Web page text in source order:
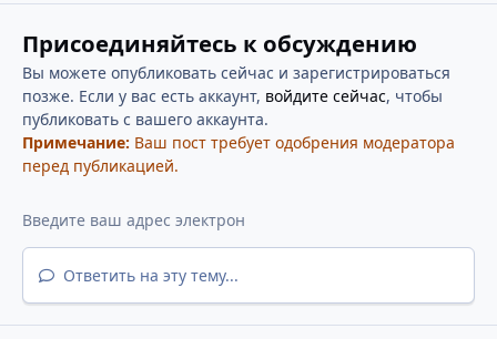
Присоединяйтесь к обсуждению
Вы можете опубликовать сейчас и зарегистрироваться
позже. Если у вас есть аккаунт, войдите сейчас, чтобы
публиковать с вашего аккаунта.
Примечание: Ваш пост требует одобрения модератора
перед публикацией.
Ответить на эту тему...